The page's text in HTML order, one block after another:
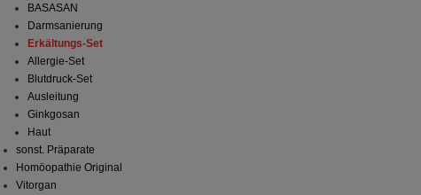
BASASAN
Darmsanierung
Erkältungs-Set
Allergie-Set
Blutdruck-Set
Ausleitung
Ginkgosan
Haut
sonst. Präparate
Homöopathie Original
Vitorgan